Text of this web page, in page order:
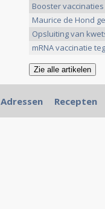
Booster
Maurice de Hond
>>
Opsluiting van
mRNA vaccinatie
>>
Adressen Recepten